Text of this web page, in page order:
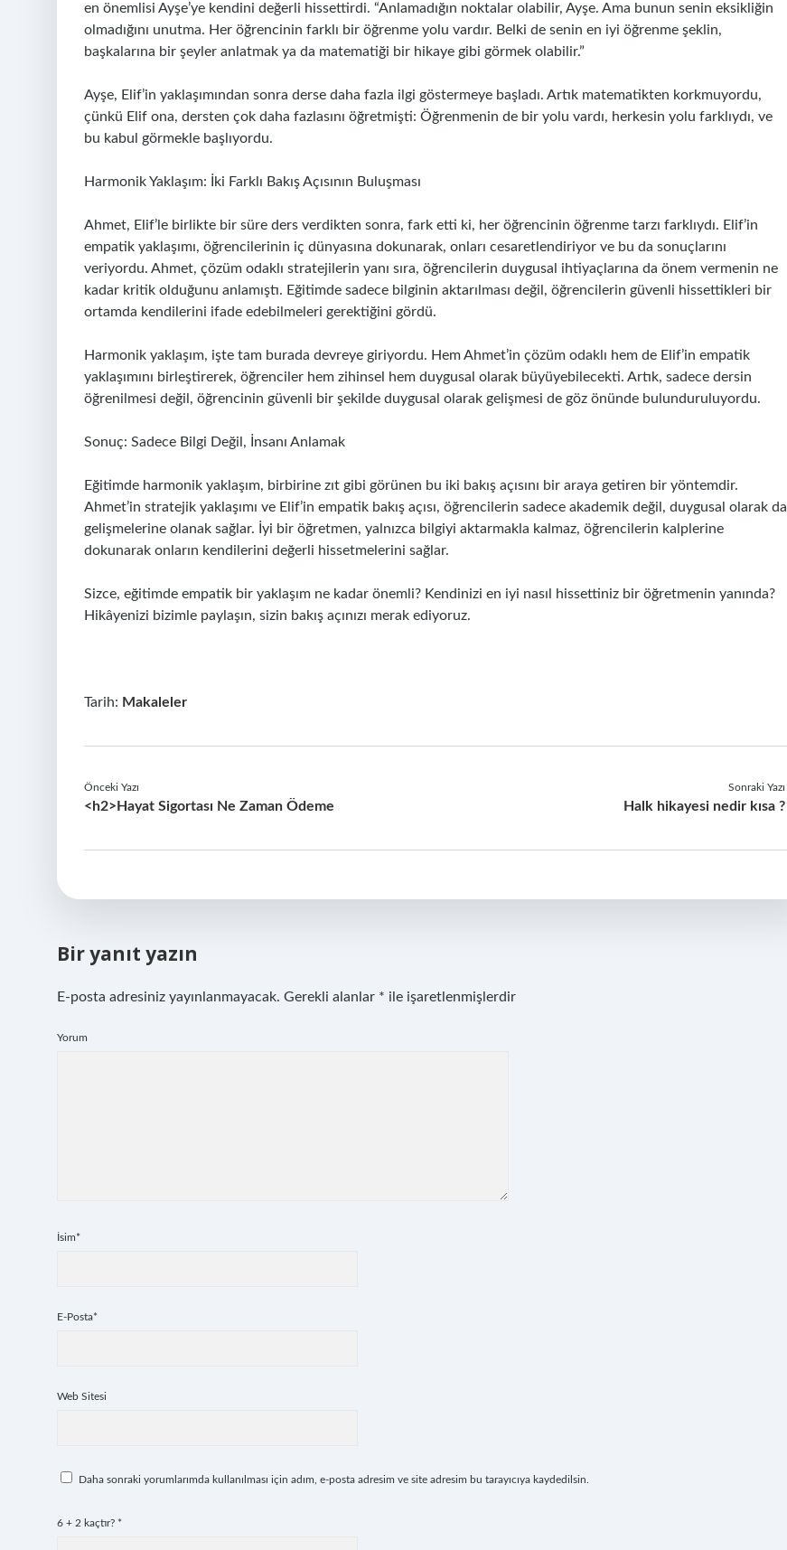
en önemlisi Ayşe’ye kendini değerli hissettirdi. “Anlamadığın noktalar olabilir, Ayşe. Ama bunun senin eksikliğin
olmadığını unutma. Her öğrencinin farklı bir öğrenme yolu vardır. Belki de senin en iyi öğrenme şeklin,
başkalarına bir şeyler anlatmak ya da matematiği bir hikaye gibi görmek olabilir.”
Ayşe, Elif’in yaklaşımından sonra derse daha fazla ilgi göstermeye başladı. Artık matematikten korkmuyordu,
çünkü Elif ona, dersten çok daha fazlasını öğretmişti: Öğrenmenin de bir yolu vardı, herkesin yolu farklıydı, ve
bu kabul görmekle başlıyordu.
Harmonik Yaklaşım: İki Farklı Bakış Açısının Buluşması
Ahmet, Elif’le birlikte bir süre ders verdikten sonra, fark etti ki, her öğrencinin öğrenme tarzı farklıydı. Elif’in
empatik yaklaşımı, öğrencilerinin iç dünyasına dokunarak, onları cesaretlendiriyor ve bu da sonuçlarını
veriyordu. Ahmet, çözüm odaklı stratejilerin yanı sıra, öğrencilerin duygusal ihtiyaçlarına da önem vermenin ne
kadar kritik olduğunu anlamıştı. Eğitimde sadece bilginin aktarılması değil, öğrencilerin güvenli hissettikleri bir
ortamda kendilerini ifade edebilmeleri gerektiğini gördü.
Harmonik yaklaşım, işte tam burada devreye giriyordu. Hem Ahmet’in çözüm odaklı hem de Elif’in empatik
yaklaşımını birleştirerek, öğrenciler hem zihinsel hem duygusal olarak büyüyebilecekti. Artık, sadece dersin
öğrenilmesi değil, öğrencinin güvenli bir şekilde duygusal olarak gelişmesi de göz önünde bulunduruluyordu.
Sonuç: Sadece Bilgi Değil, İnsanı Anlamak
Eğitimde harmonik yaklaşım, birbirine zıt gibi görünen bu iki bakış açısını bir araya getiren bir yöntemdir.
Ahmet’in stratejik yaklaşımı ve Elif’in empatik bakış açısı, öğrencilerin sadece akademik değil, duygusal olarak da
gelişmelerine olanak sağlar. İyi bir öğretmen, yalnızca bilgiyi aktarmakla kalmaz, öğrencilerin kalplerine
dokunarak onların kendilerini değerli hissetmelerini sağlar.
Sizce, eğitimde empatik bir yaklaşım ne kadar önemli? Kendinizi en iyi nasıl hissettiniz bir öğretmenin yanında?
Hikâyenizi bizimle paylaşın, sizin bakış açınızı merak ediyoruz.
Tarih: Makaleler
Önceki Yazı
<h2>Hayat Sigortası Ne Zaman Ödeme
Sonraki Yazı
Halk hikayesi nedir kısa ?
Bir yanıt yazın
E-posta adresiniz yayınlanmayacak. Gerekli alanlar * ile işaretlenmişlerdir
Yorum
İsim*
E-Posta*
Web Sitesi
Daha sonraki yorumlarımda kullanılması için adım, e-posta adresim ve site adresim bu tarayıcıya kaydedilsin.
6 + 2 kaçtır? *